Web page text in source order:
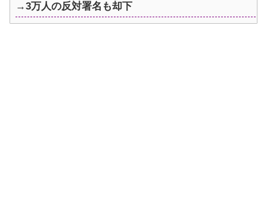
→3万人の反対署名も却下